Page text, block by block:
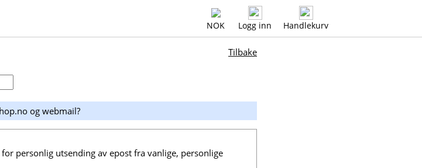
NOK Logg inn Handlekurv
Tilbake
og webmail?
personlig utsending av epost fra vanlige, personlige